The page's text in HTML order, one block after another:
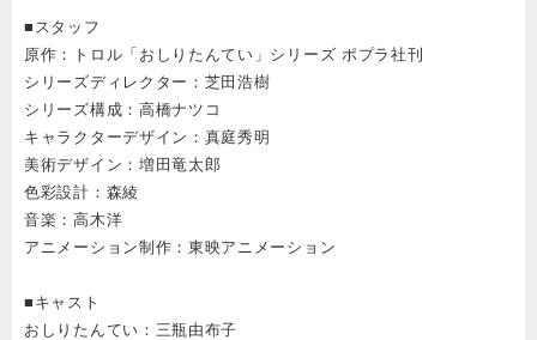
■スタッフ
原作：トロル「おしりたんてい」シリーズ ポプラ社刊
シリーズディレクター：芝田浩樹
シリーズ構成：高橋ナツコ
キャラクターデザイン：真庭秀明
美術デザイン：増田竜太郎
色彩設計：森綾
音楽：高木洋
アニメーション制作：東映アニメーション
■キャスト
おしりたんてい：三瓶由布子